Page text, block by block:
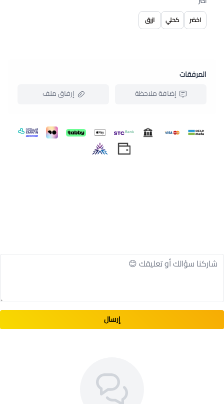
اخضر كحلي ازرق
المرفقات
إضافة ملاحظة
إرفاق ملف
اسحب و افلت الملف هنا
استعراض
إرسال